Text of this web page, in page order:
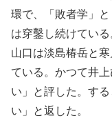
環で、「敗者学」
は穿鑿し続けてい
山口は淡島椿岳と
ている。かつて井
い」と評した。す
い」と返した。